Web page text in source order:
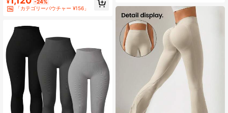
¥
-24%
「カテゴリーバウチャー ¥156」